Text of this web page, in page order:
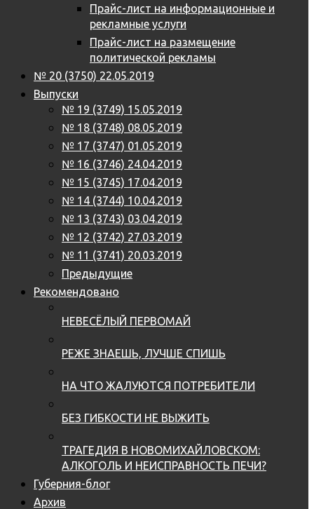
Прайс-лист на информационные и
рекламные услуги
Прайс-лист на размещение
политической рекламы
№ 20 (3750) 22.05.2019
Выпуски
№ 19 (3749) 15.05.2019
№ 18 (3748) 08.05.2019
№ 17 (3747) 01.05.2019
№ 16 (3746) 24.04.2019
№ 15 (3745) 17.04.2019
№ 14 (3744) 10.04.2019
№ 13 (3743) 03.04.2019
№ 12 (3742) 27.03.2019
№ 11 (3741) 20.03.2019
Предыдущие
Рекомендовано
НЕВЕСЁЛЫЙ ПЕРВОМАЙ
РЕЖЕ ЗНАЕШЬ, ЛУЧШЕ СПИШЬ
НА ЧТО ЖАЛУЮТСЯ ПОТРЕБИТЕЛИ
БЕЗ ГИБКОСТИ НЕ ВЫЖИТЬ
ТРАГЕДИЯ В НОВОМИХАЙЛОВСКОМ:
АЛКОГОЛЬ И НЕИСПРАВНОСТЬ ПЕЧИ?
Губерния-блог
Архив